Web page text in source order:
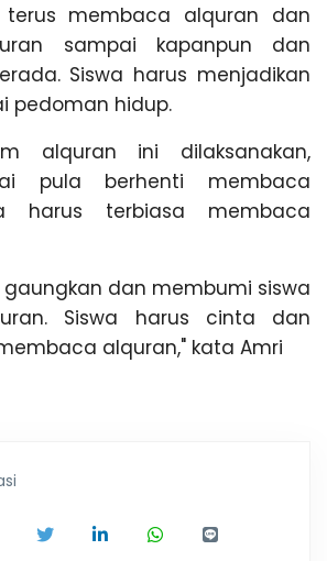
membaca alquran dan
sampai kapanpun dan
Siswa harus menjadikan
pedoman hidup.
alquran ini dilaksanakan,
pula berhenti membaca
harus terbiasa membaca
gaungkan dan membumi siswa
Siswa harus cinta dan
alquran," kata Amri